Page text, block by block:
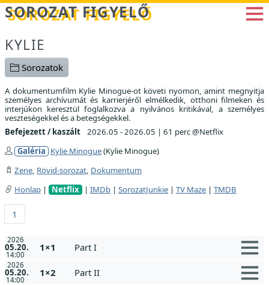
Betöltés...
SOROZAT FIGYELŐ
KYLIE
Sorozatok
A dokumentumfilm Kylie Minogue-ot követi nyomon, amint megnyitja
személyes archívumát és karrierjéről elmélkedik, otthoni filmeken és
interjúkon keresztül foglalkozva a nyilvános kritikával, a személyes
veszteségekkel és a betegségekkel.
Befejezett / kaszált
2026.05 - 2026.05 | 61 perc @Netflix
Galéria Kylie Minogue(Kylie Minogue)
Zene, Rövid-sorozat, Dokumentum
Honlap | Netflix | IMDb | SorozatJunkie | TV Maze | TMDB
1
2026
05.20.
14:00
1×1 Part I
2026
05.20.
14:00
1×2 Part II